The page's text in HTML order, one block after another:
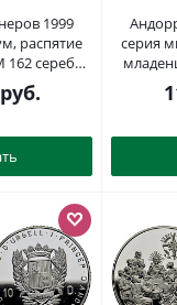
1999
распятие
162 серебро
35
серия